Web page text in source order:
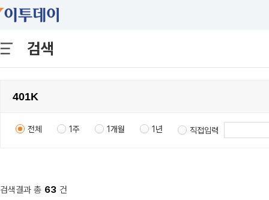
검색
전체 1주 1개월 1년 직접입력
검색결과 총 63 건